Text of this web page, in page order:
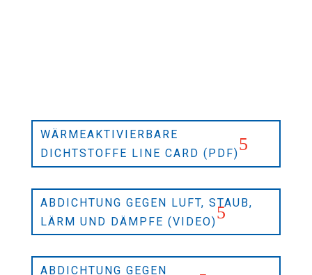
WÄRMEAKTIVIERBARE
DICHTSTOFFE LINE CARD (PDF)
ABDICHTUNG GEGEN LUFT, STAUB,
LÄRM UND DÄMPFE (VIDEO)
ABDICHTUNG GEGEN